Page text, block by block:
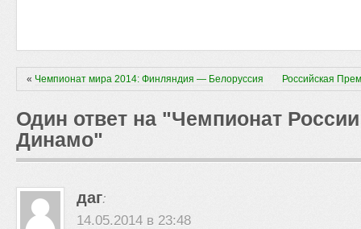
« Чемпионат мира 2014: Финляндия — Белоруссия Российская
Один ответ на "Чемпионат
Динамо"
даг:
14.05.2014 в 23:48